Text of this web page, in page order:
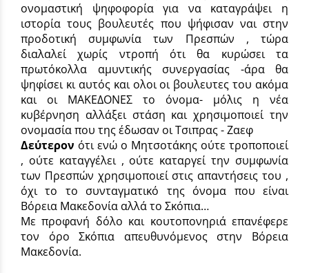
ονομαστική ψηφοφορία για να καταγράψει η
ιστορία τους βουλευτές που ψήφισαν ναι στην
προδοτική συμφωνία των Πρεσπών , τώρα
διαλαλεί χωρίς ντροπή ότι θα κυρώσει τα
πρωτόκολλα αμυντικής συνεργασίας -άρα θα
ψηφίσει κι αυτός και ολοι οι βουλευτες του ακόμα
και οι ΜΑΚΕΔΟΝΕΣ το όνομα- μόλις η νέα
κυβέρνηση αλλάξει στάση και χρησιμοποιεί την
ονομασία που της έδωσαν οι Τσιπρας - Ζαεφ
Δεύτερον ότι ενώ ο Μητσοτάκης ούτε τροποποιεί
, ούτε καταγγέλει , ούτε καταργεί την συμφωνία
των Πρεσπών χρησιμοποιεί στις απαντήσεις του ,
όχι το το συνταγματικό της όνομα που είναι
Βόρεια Μακεδονία αλλά το Σκόπια…
Με προφανή δόλο και κουτοπονηριά επανέφερε
τον όρο Σκόπια απευθυνόμενος στην Βόρεια
Μακεδονία.